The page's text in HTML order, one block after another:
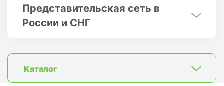
Представительская сеть в
России и СНГ
Каталог